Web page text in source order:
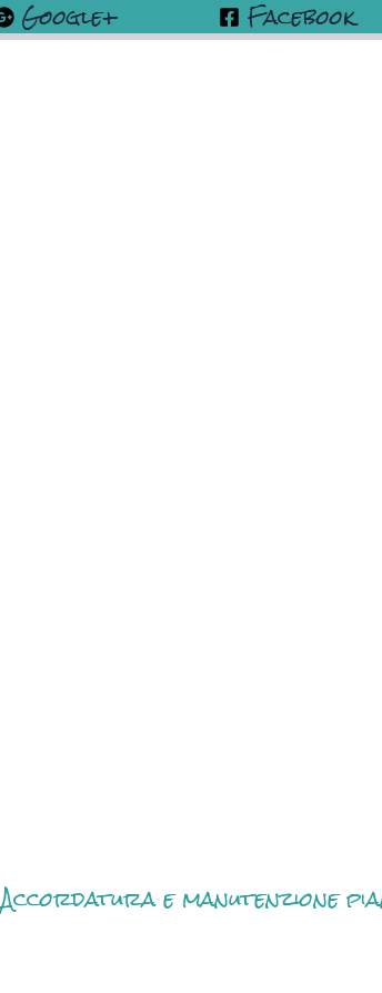
Google+ Facebook
Accordatura e manutenzione